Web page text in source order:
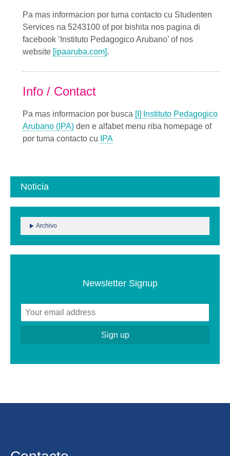
Pa mas informacion por tuma contacto cu Studenten
Services na 5243100 of por bishita nos pagina di
facebook ‘Instituto Pedagogico Arubano’ of nos
website [ipaaruba.com].
Info / Contact
Pa mas informacion por busca [I] Instituto Pedagogico
Arubano (IPA) den e alfabet menu riba homepage of
por tuma contacto cu
IPA
Noticia
Archivo
Newsletter Signup